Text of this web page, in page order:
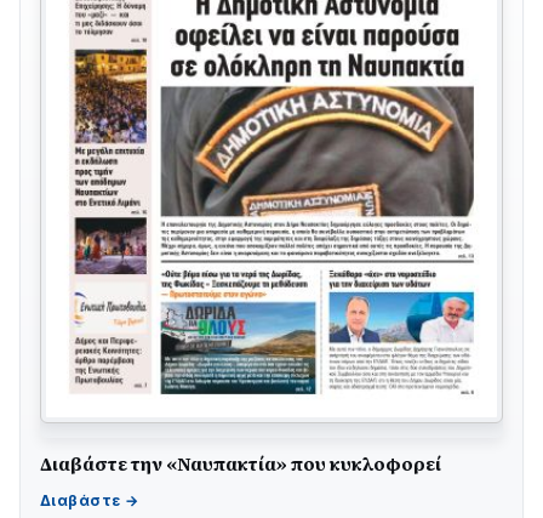
Διαβάστε την «Ναυπακτία» που κυκλοφορεί
Παράδοση, Χορός & Γλέντι!